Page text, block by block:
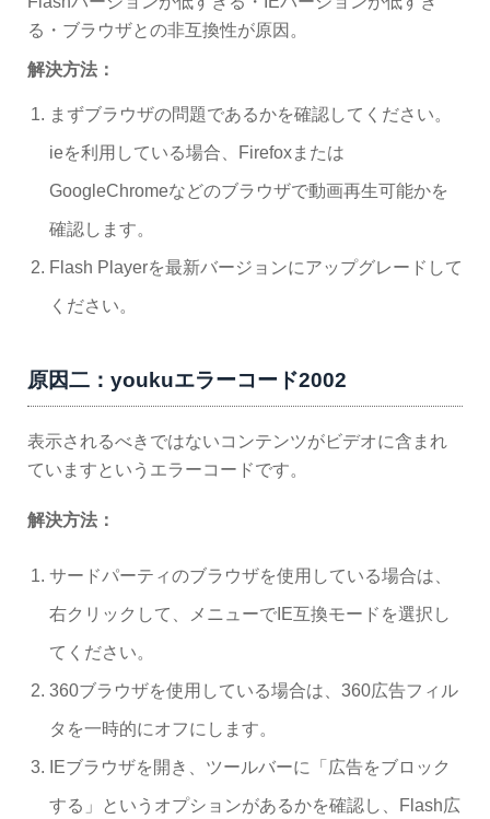
る・ブラウザとの非互換性が原因。
解決方法：
まずブラウザの問題であるかを確認してください。
ieを利用している場合、Firefoxまたは
GoogleChromeなどのブラウザで動画再生可能かを
確認します。
Flash Playerを最新バージョンにアップグレードして
ください。
原因二：youkuエラーコード2002
表示されるべきではないコンテンツがビデオに含まれ
ていますというエラーコードです。
解決方法：
サードパーティのブラウザを使用している場合は、
右クリックして、メニューでIE互換モードを選択し
てください。
360ブラウザを使用している場合は、360広告フィル
タを一時的にオフにします。
IEブラウザを開き、ツールバーに「広告をブロック
する」というオプションがあるかを確認し、Flash広